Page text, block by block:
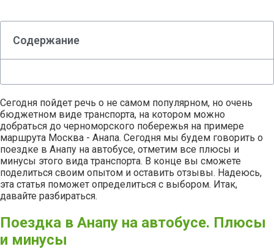
Содержание
Сегодня пойдет речь о не самом популярном, но очень
бюджетном виде транспорта, на котором можно
добраться до черноморского побережья на примере
маршрута Москва - Анапа. Сегодня мы будем говорить о
поездке в Анапу на автобусе, отметим все плюсы и
минусы этого вида транспорта. В конце вы сможете
поделиться своим опытом и оставить отзывы. Надеюсь,
эта статья поможет определиться с выбором. Итак,
давайте разбираться.
Поездка в Анапу на автобусе. Плюсы
и минусы